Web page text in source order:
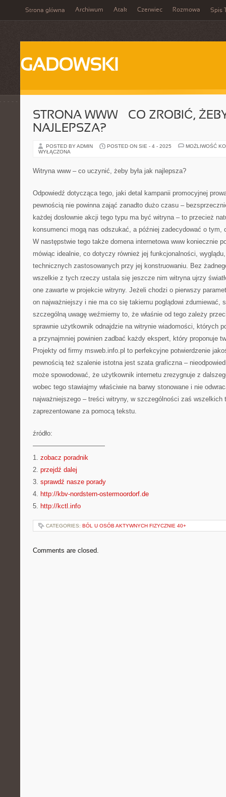
Strona główna Archiwum Atak Czerwiec Rozmowa Spis
GADOWSKI
STRONA WWW – CO ZROBIĆ,
NAJLEPSZA?
POSTED BY ADMIN POSTED ON SIE - 4 - 2025
MOŻLIWOŚĆ
WYŁĄCZONA
Witryna www – co uczynić, żeby była jak najlepsza?
Odpowiedź dotycząca tego, jaki detal kampanii promocyjnej
pewnością nie powinna zająć zanadto dużo czasu –
każdej dosłownie akcji tego typu ma być witryna – to przecież
konsumenci mogą nas odszukać, a później zadecydować o tym,
W następstwie tego także domena internetowa www koniecznie
mówiąc idealnie, co dotyczy również jej funkcjonalności,
technicznych zastosowanych przy jej konstruowaniu. Bez
wszelkie z tych rzeczy ustala się jeszcze nim witryna ujrzy
one zawarte w projekcie witryny. Jeżeli chodzi o pierwszy
on najważniejszy i nie ma co się takiemu poglądowi zdumiewać,
szczególną uwagę weźmiemy to, że właśnie od tego zależy
sprawnie użytkownik odnajdzie na witrynie wiadomości, których
a przynajmniej powinien zadbać każdy ekspert, który proponuje
Projekty od firmy msweb.info.pl to perfekcyjne potwierdzenie
pewnością też szalenie istotna jest szata graficzna –
może spowodować, że użytkownik internetu zrezygnuje z
wobec tego stawiajmy właściwie na barwy stonowane i nie
najważniejszego – treści witryny, w szczególności zaś wszelkich
zaprezentowane za pomocą tekstu.
źródło:
———————————
1. zobacz poradnik
2. przejdź dalej
3. sprawdź nasze porady
4. http://kbv-nordstern-ostermoordorf.de
5. http://kctl.info
CATEGORIES: BÓL U OSÓB AKTYWNYCH FIZYCZNIE 40+
Comments are closed.